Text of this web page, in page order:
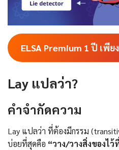
ELSA Premium 1 ปี เพีย
Lay แปลว่า?
คําจํากัดความ
Lay แปลว่า ที่ต้องมีกรรม
บ่อยที่สุดคือ “วาง/วางสิ่งของไ